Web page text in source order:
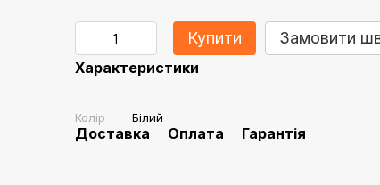
Купити Замовити
Характеристики
Колір Білий
Доставка Оплата Гарантія